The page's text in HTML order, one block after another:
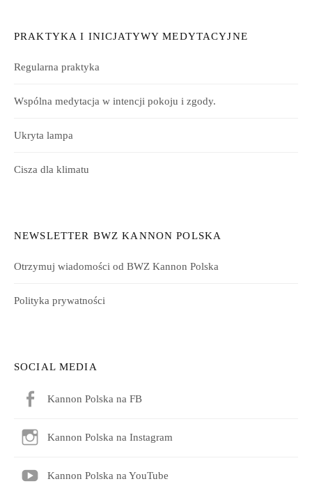
PRAKTYKA I INICJATYWY MEDYTACYJNE
Regularna praktyka
Wspólna medytacja w intencji pokoju i zgody.
Ukryta lampa
Cisza dla klimatu
NEWSLETTER BWZ KANNON POLSKA
Otrzymuj wiadomości od BWZ Kannon Polska
Polityka prywatności
SOCIAL MEDIA
Kannon Polska na FB
Kannon Polska na Instagram
Kannon Polska na YouTube